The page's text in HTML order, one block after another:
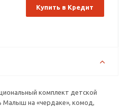
Купить в Кредит
комплект детской
на «чердаке», комод,